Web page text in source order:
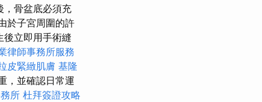
，骨盆底必須充
於子宮周圍的許
後立即用手術縫
律師事務所服務
皮緊緻肌膚 基隆
，並確認日常運
所 杜拜簽證攻略